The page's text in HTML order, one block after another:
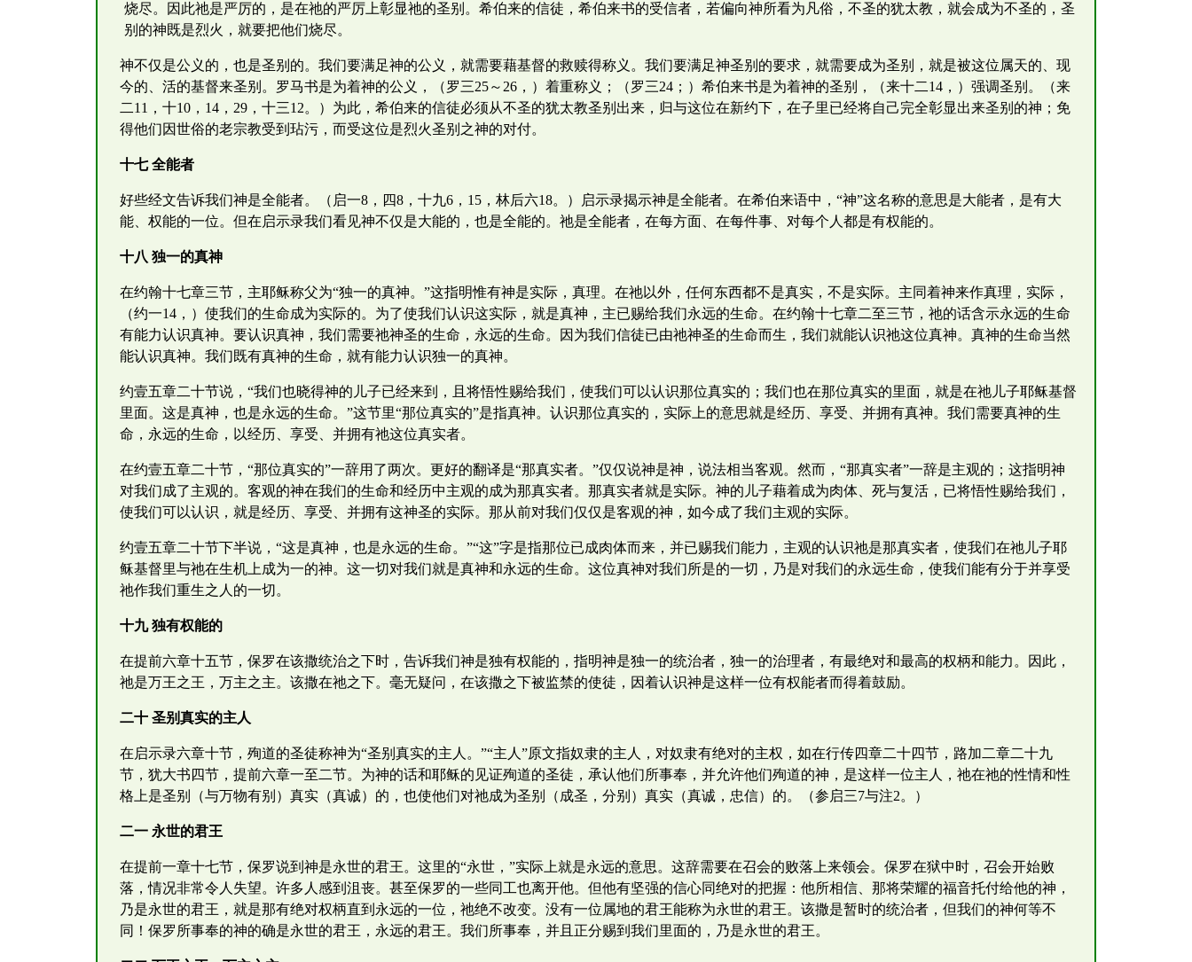
烧尽。因此祂是严厉的，是在祂的严厉上彰显祂的圣别。希伯来的信徒，希伯来书的受信者，若偏向神所看为凡俗，不圣的犹太教，就会成为不圣的，圣
别的神既是烈火，就要把他们烧尽。
神不仅是公义的，也是圣别的。我们要满足神的公义，就需要藉基督的救赎得称义。我们要满足神圣别的要求，就需要成为圣别，就是被这位属天的、现
今的、活的基督来圣别。罗马书是为着神的公义，（罗三25～26，）着重称义；（罗三24；）希伯来书是为着神的圣别，（来十二14，）强调圣别。（来
二11，十10，14，29，十三12。）为此，希伯来的信徒必须从不圣的犹太教圣别出来，归与这位在新约下，在子里已经将自己完全彰显出来圣别的神；免
得他们因世俗的老宗教受到玷污，而受这位是烈火圣别之神的对付。
十七 全能者
好些经文告诉我们神是全能者。（启一8，四8，十九6，15，林后六18。）启示录揭示神是全能者。在希伯来语中，“神”这名称的意思是大能者，是有大
能、权能的一位。但在启示录我们看见神不仅是大能的，也是全能的。祂是全能者，在每方面、在每件事、对每个人都是有权能的。
十八 独一的真神
在约翰十七章三节，主耶稣称父为“独一的真神。”这指明惟有神是实际，真理。在祂以外，任何东西都不是真实，不是实际。主同着神来作真理，实际，
（约一14，）使我们的生命成为实际的。为了使我们认识这实际，就是真神，主已赐给我们永远的生命。在约翰十七章二至三节，祂的话含示永远的生命
有能力认识真神。要认识真神，我们需要祂神圣的生命，永远的生命。因为我们信徒已由祂神圣的生命而生，我们就能认识祂这位真神。真神的生命当然
能认识真神。我们既有真神的生命，就有能力认识独一的真神。
约壹五章二十节说，“我们也晓得神的儿子已经来到，且将悟性赐给我们，使我们可以认识那位真实的；我们也在那位真实的里面，就是在祂儿子耶稣基督
里面。这是真神，也是永远的生命。”这节里“那位真实的”是指真神。认识那位真实的，实际上的意思就是经历、享受、并拥有真神。我们需要真神的生
命，永远的生命，以经历、享受、并拥有祂这位真实者。
在约壹五章二十节，“那位真实的”一辞用了两次。更好的翻译是“那真实者。”仅仅说神是神，说法相当客观。然而，“那真实者”一辞是主观的；这指明神
对我们成了主观的。客观的神在我们的生命和经历中主观的成为那真实者。那真实者就是实际。神的儿子藉着成为肉体、死与复活，已将悟性赐给我们，
使我们可以认识，就是经历、享受、并拥有这神圣的实际。那从前对我们仅仅是客观的神，如今成了我们主观的实际。
约壹五章二十节下半说，“这是真神，也是永远的生命。”“这”字是指那位已成肉体而来，并已赐我们能力，主观的认识祂是那真实者，使我们在祂儿子耶
稣基督里与祂在生机上成为一的神。这一切对我们就是真神和永远的生命。这位真神对我们所是的一切，乃是对我们的永远生命，使我们能有分于并享受
祂作我们重生之人的一切。
十九 独有权能的
在提前六章十五节，保罗在该撒统治之下时，告诉我们神是独有权能的，指明神是独一的统治者，独一的治理者，有最绝对和最高的权柄和能力。因此，
祂是万王之王，万主之主。该撒在祂之下。毫无疑问，在该撒之下被监禁的使徒，因着认识神是这样一位有权能者而得着鼓励。
二十 圣别真实的主人
在启示录六章十节，殉道的圣徒称神为“圣别真实的主人。”“主人”原文指奴隶的主人，对奴隶有绝对的主权，如在行传四章二十四节，路加二章二十九
节，犹大书四节，提前六章一至二节。为神的话和耶稣的见证殉道的圣徒，承认他们所事奉，并允许他们殉道的神，是这样一位主人，祂在祂的性情和性
格上是圣别（与万物有别）真实（真诚）的，也使他们对祂成为圣别（成圣，分别）真实（真诚，忠信）的。（参启三7与注2。）
二一 永世的君王
在提前一章十七节，保罗说到神是永世的君王。这里的“永世，”实际上就是永远的意思。这辞需要在召会的败落上来领会。保罗在狱中时，召会开始败
落，情况非常令人失望。许多人感到沮丧。甚至保罗的一些同工也离开他。但他有坚强的信心同绝对的把握：他所相信、那将荣耀的福音托付给他的神，
乃是永世的君王，就是那有绝对权柄直到永远的一位，祂绝不改变。没有一位属地的君王能称为永世的君王。该撒是暂时的统治者，但我们的神何等不
同！保罗所事奉的神的确是永世的君王，永远的君王。我们所事奉，并且正分赐到我们里面的，乃是永世的君王。